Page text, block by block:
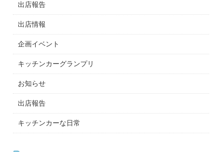
出店報告
出店情報
企画イベント
キッチンカーグランプリ
お知らせ
出店報告
キッチンカーな日常